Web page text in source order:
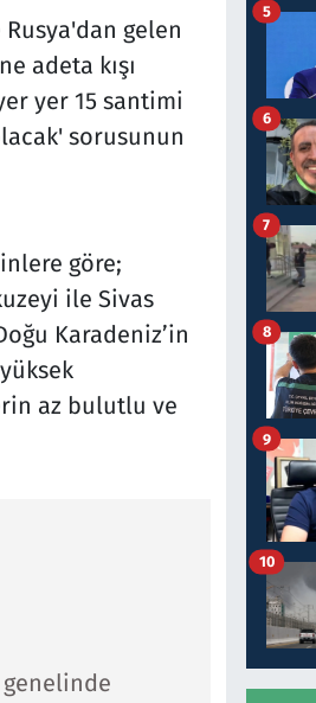
gelen
adeta kışı
yer 15 santimi
sorusunun
göre;
ile Sivas
Karadeniz’in
az bulutlu ve
genelinde
5
6
7
8
9
10